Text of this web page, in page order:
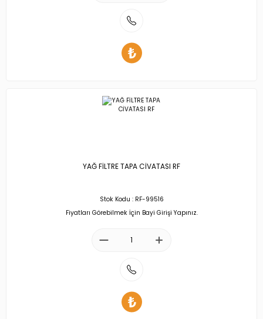
YAĞ FİLTRE TAPA CİVATASI RF
Stok Kodu : RF-99516
Fiyatları Görebilmek İçin Bayi Girişi Yapınız.